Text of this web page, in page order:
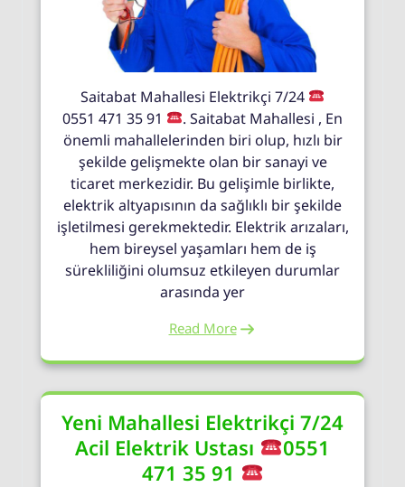
Saitabat Mahallesi Elektrikçi 7/24
0551 471 35 91
. Saitabat Mahallesi , En
önemli mahallelerinden biri olup, hızlı bir
şekilde gelişmekte olan bir sanayi ve
ticaret merkezidir. Bu gelişimle birlikte,
elektrik altyapısının da sağlıklı bir şekilde
işletilmesi gerekmektedir. Elektrik arızaları,
hem bireysel yaşamları hem de iş
sürekliliğini olumsuz etkileyen durumlar
arasında yer
Read More
Yeni Mahallesi Elektrikçi 7/24
Acil Elektrik Ustası
0551
471 35 91